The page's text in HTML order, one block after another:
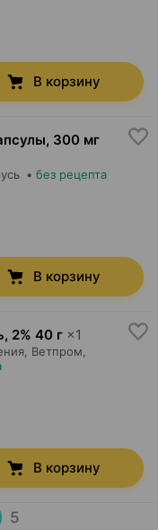
В корзину
, 300 мг
• без рецепта
В корзину
, 2% 40 г ×1
Ветпром
В корзину
5